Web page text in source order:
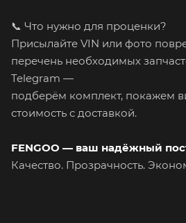
📞 Что нужно для проценки?
Присылайте VIN или фото
перечень необходимых
Telegram —
подберём комплект, покажем
стоимость с доставкой.
FENGOO — ваш надёжный
Качество. Прозрачность.